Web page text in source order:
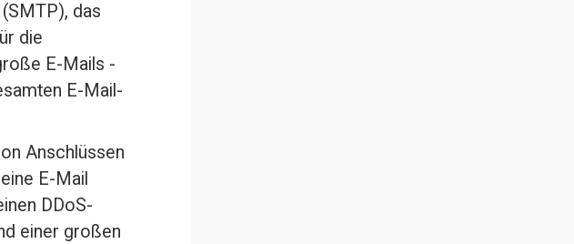
das
die
E-Mails -
E-Mail-
Anschlüssen
E-Mail
DDoS-
einer großen